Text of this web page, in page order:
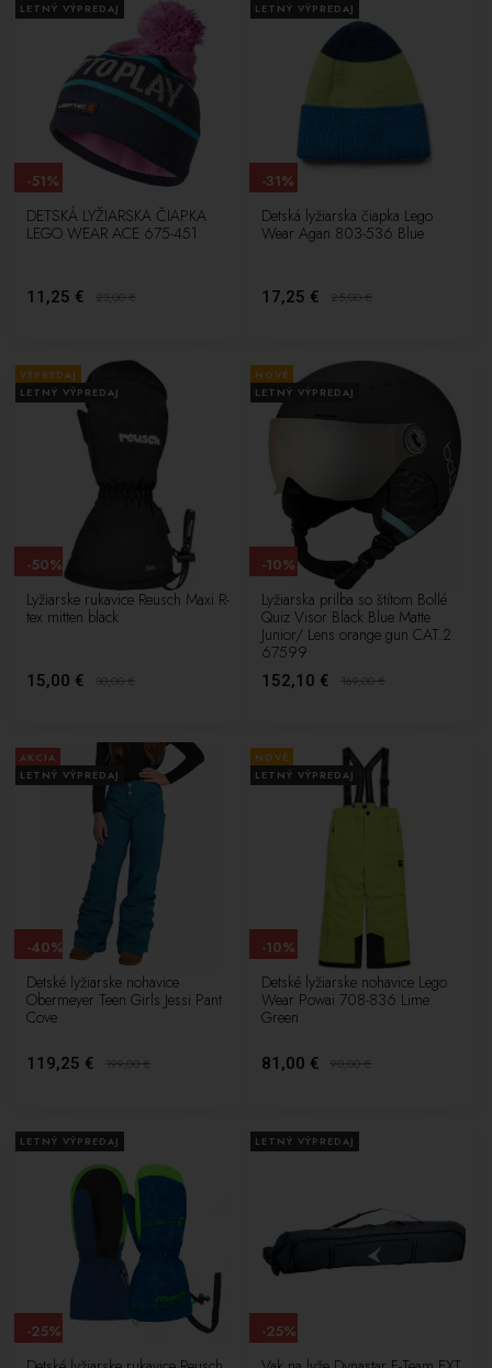
LETNÝ VÝPREDAJ
DETSKÁ LYŽIARSKA ČIAPKA
LEGO WEAR ACE 675-451
11,25 € 23,00€
-51%
LETNÝ VÝPREDAJ
Detská lyžiarska čiapka Lego
Wear Agan 803-536 Blue
17,25 € 25,00€
-31%
VÝPREDAJ
LETNÝ VÝPREDAJ
Lyžiarske rukavice Reusch Maxi R-
tex mitten black
15,00 € 30,00€
-50%
NOVÉ
LETNÝ VÝPREDAJ
Lyžiarska prilba so štítom Bollé
Quiz Visor Black Blue Matte
Junior/ Lens orange gun CAT.2
67599
152,10 € 169,00€
-10%
AKCIA
LETNÝ VÝPREDAJ
Detské lyžiarske nohavice
Obermeyer Teen Girls Jessi Pant
Cove
119,25 € 199,00€
-40%
NOVÉ
LETNÝ VÝPREDAJ
Detské lyžiarske nohavice Lego
Wear Powai 708-836 Lime
Green
81,00 € 90,00€
-10%
LETNÝ VÝPREDAJ
-25%
LETNÝ VÝPREDAJ
-25%